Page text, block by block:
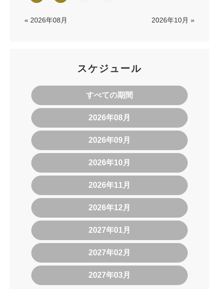
« 2026年08月 2026年10月 »
スケジュール
すべての期間
2026年08月
2026年09月
2026年10月
2026年11月
2026年12月
2027年01月
2027年02月
2027年03月